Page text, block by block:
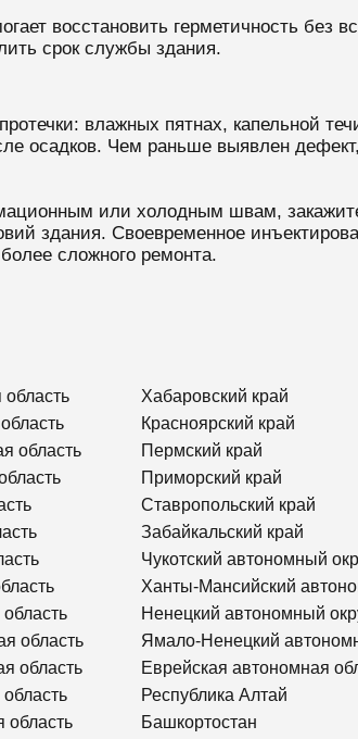
восстановить герметичность без
срок службы здания.
влажных пятнах, капельной
осадков. Чем раньше выявлен
или холодным швам,
здания. Своевременное
сложного ремонта.
область
область
область
область
область
Хабаровский край
Красноярский край
Пермский край
Приморский край
Ставропольский край
Забайкальский край
Чукотский автономный
Ханты-Мансийский
Ненецкий автономный
Ямало-Ненецкий
Еврейская автономная
Республика Алтай
Башкортостан